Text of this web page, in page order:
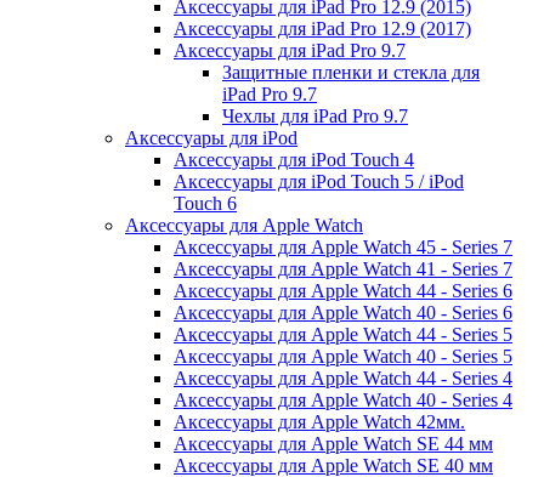
Аксессуары для iPad Pro 12.9 (2015)
Аксессуары для iPad Pro 12.9 (2017)
Аксессуары для iPad Pro 9.7
Защитные пленки и стекла для
iPad Pro 9.7
Чехлы для iPad Pro 9.7
Аксессуары для iPod
Аксессуары для iPod Touch 4
Аксессуары для iPod Touch 5 / iPod
Touch 6
Аксессуары для Apple Watch
Аксессуары для Apple Watch 45 - Series 7
Аксессуары для Apple Watch 41 - Series 7
Аксессуары для Apple Watch 44 - Series 6
Аксессуары для Apple Watch 40 - Series 6
Аксессуары для Apple Watch 44 - Series 5
Аксессуары для Apple Watch 40 - Series 5
Аксессуары для Apple Watch 44 - Series 4
Аксессуары для Apple Watch 40 - Series 4
Аксессуары для Apple Watch 42мм.
Аксессуары для Apple Watch SE 44 мм
Аксессуары для Apple Watch SE 40 мм